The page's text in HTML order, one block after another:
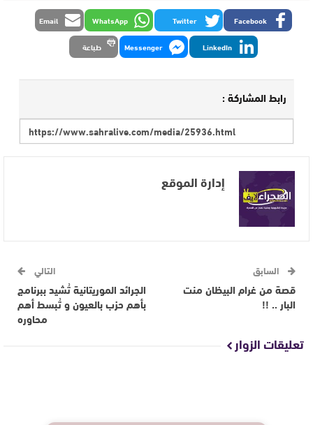
Facebook
Twitter
WhatsApp
Email
LinkedIn
Messenger طباعة
رابط المشاركة :
إدارة الموقع
السابق
قصة من غرام البيظان منت
البار .. !!
التالي
الجرائد الموريتانية تُشيد ببرنامج
بأهم حزب بالعيون و تُبسط أهم
محاوره
تعليقات الزوار